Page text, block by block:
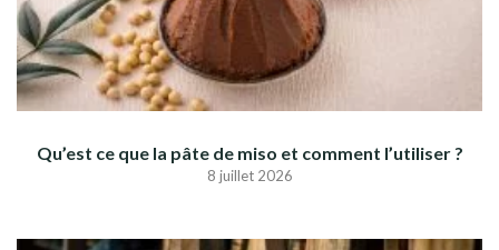
Qu’est ce que la pâte de miso et comment l’utiliser ?
8 juillet 2026